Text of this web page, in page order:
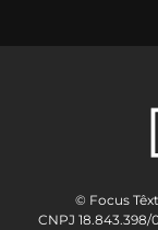
© Focus
CNPJ